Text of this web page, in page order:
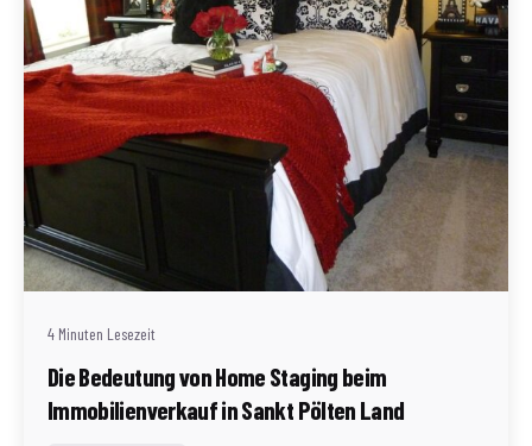
Redaktion Immofragen Sankt Pölten Stadt / Land
(AT)
4 Minuten Lesezeit
Die Bedeutung von Home Staging beim
Immobilienverkauf in Sankt Pölten Land